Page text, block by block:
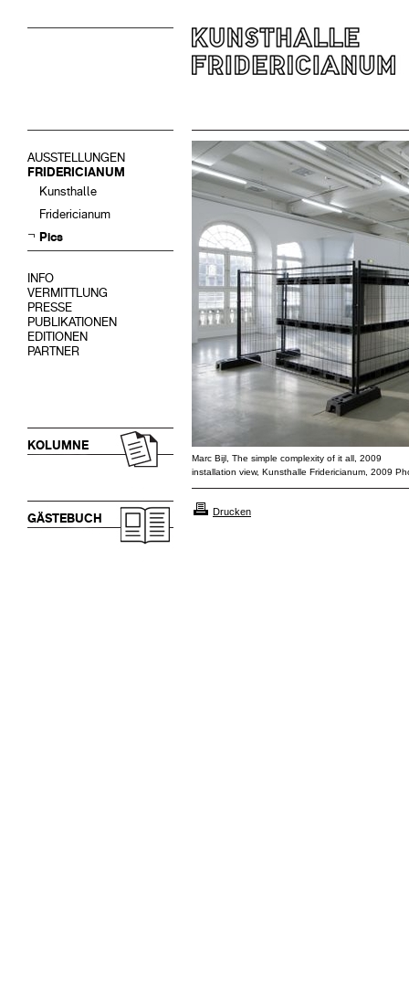
AUSSTELLUNGEN
FRIDERICIANUM
Kunsthalle
Fridericianum
Pics
INFO
VERMITTLUNG
PRESSE
PUBLIKATIONEN
EDITIONEN
PARTNER
KOLUMNE
GÄSTEBUCH
Marc Bijl, The simple complexity of it all, 2009
installation view, Kunsthalle Fridericianum, 2009
Drucken